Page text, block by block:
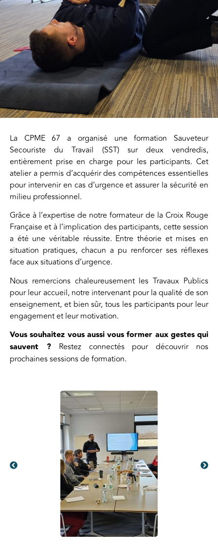
La CPME 67 a organisé une formation Sauveteur
Secouriste du Travail (SST) sur deux vendredis,
entièrement prise en charge pour les participants. Cet
atelier a permis d’acquérir des compétences essentielles
pour intervenir en cas d’urgence et assurer la sécurité en
milieu professionnel.
Grâce à l’expertise de notre formateur de la Croix Rouge
Française et à l’implication des participants, cette session
a été une véritable réussite. Entre théorie et mises en
situation pratiques, chacun a pu renforcer ses réflexes
face aux situations d’urgence.
Nous remercions chaleureusement les Travaux Publics
pour leur accueil, notre intervenant pour la qualité de son
enseignement, et bien sûr, tous les participants pour leur
engagement et leur motivation.
Vous souhaitez vous aussi vous former aux gestes qui
sauvent ?Restez connectés pour découvrir nos
prochaines sessions de formation.